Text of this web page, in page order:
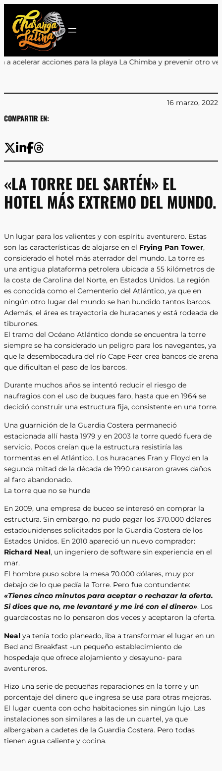
contenido
la playa La Chimba y prevenir otro verano sin salvavidas •
COMPARTIR EN:
16 marzo, 2022
«LA TORRE DEL SARTÉN» EL
HOTEL MÁS EXTREMO DEL MUNDO.
Un lugar para los valientes y con espíritu aventurero. Estas
son las características de alojarse en el Frying Pan Tower,
considerado el hotel más aterrador del mundo. La torre es
una antigua plataforma petrolera ubicada a 55 kilómetros de
la costa de Carolina del Norte, en Estados Unidos. La región
es conocida como el Cementerio del Atlántico, ya que en
ningún otro lugar del mundo se han hundido tantos barcos.
Además, el área es trayectoria de huracanes y está rodeada de
tiburones.
El tramo del Océano Atlántico donde se encuentra la torre
siempre se ha considerado un peligro para los navegantes, ya
que la desembocadura del río Cape Fear crea bancos de arena
que dificultan el paso de los barcos.
Durante muchos años se intentó reducir el riesgo de
naufragios con el uso de buques faro, hasta que en 1964 se
decidió construir una estructura fija, consistente en una torre.
Una guarnición de la Guardia Costera permaneció
estacionada allí hasta 1979 y en 2003 la torre quedó fuera de
servicio. Pocos creían que la estructura resistiría las
tormentas en el Atlántico. Los huracanes Fran y Floyd en la
segunda mitad de la década de 1990 causaron graves daños
al faro abandonado.
La torre que no se hunde
En 2009, una empresa de buceo se interesó en comprar la
estructura. Sin embargo, no pudo pagar los 370.000 dólares
estadounidenses solicitados por la Guardia Costera de los
Estados Unidos. En 2010 apareció un nuevo comprador:
Richard Neal, un ingeniero de software sin experiencia en el
mar.
El hombre puso sobre la mesa 70.000 dólares, muy por
debajo de lo que pedía la Torre. Pero fue contundente:
«Tienes cinco minutos para aceptar o rechazar la oferta.
Si dices que no, me levantaré y me iré con el dinero». Los
guardacostas no lo pensaron dos veces y aceptaron la oferta.
Neal ya tenía todo planeado, iba a transformar el lugar en un
Bed and Breakfast -un pequeño establecimiento de
hospedaje que ofrece alojamiento y desayuno- para
aventureros.
Hizo una serie de pequeñas reparaciones en la torre y un
porcentaje del dinero que ingresa se usa para otras mejoras.
El lugar cuenta con ocho habitaciones sin ningún lujo. Las
instalaciones son similares a las de un cuartel, ya que
albergaban a cadetes de la Guardia Costera. Pero todas
tienen agua caliente y cocina.